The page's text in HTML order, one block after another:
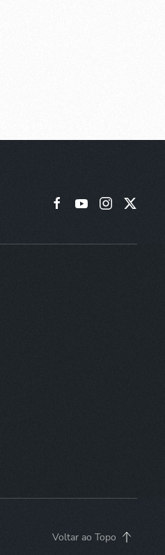
Voltar ao Topo